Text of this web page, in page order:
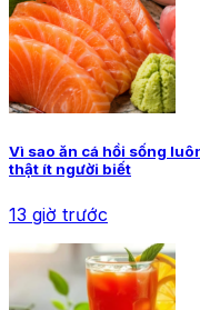
Vì sao ăn cá hồi sống
thật ít người biết
13 giờ trước